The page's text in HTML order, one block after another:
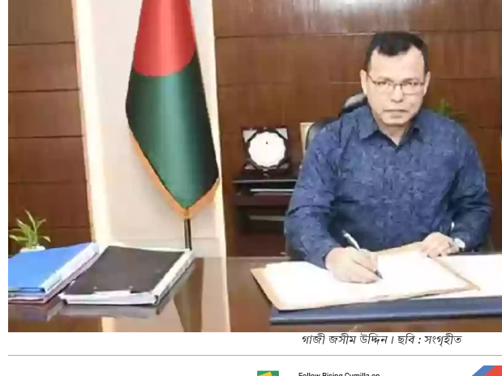
গাজী জসীম উদ্দিন। ছবি : সংগৃহীত